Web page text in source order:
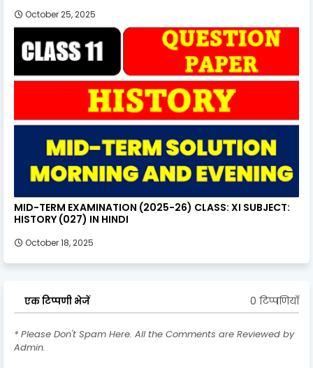
October 25, 2025
MID-TERM EXAMINATION (2025-26) CLASS: XI SUBJECT:
HISTORY (027) IN HINDI
October 18, 2025
एक टिप्पणी भेजें 0 टिप्पणियाँ
* Please Don't Spam Here. All the Comments are Reviewed by
Admin.